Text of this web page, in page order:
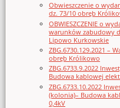
Obwieszczenie o
dz. 73/10 obręb
OBWIESZCZENIE o
warunków zabudowy
Lipowo Kurkowskie
ZBG.6730.129.2021 –
obręb Królikowo
ZBG.6733.9.2022
Budowa kablowej
ZBG.6733.10.2022
(kolonia)– Budowa
0,4kV